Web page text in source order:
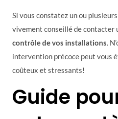
Si vous constatez un ou
vivement conseillé de contacter
contrôle de vos installations.
intervention précoce peut vous
coûteux et stressants!
Guide